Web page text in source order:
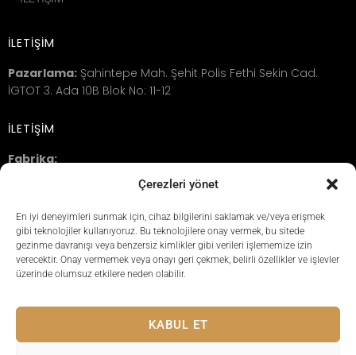
Çerezleri yönet
En iyi deneyimleri sunmak için, cihaz bilgilerini saklamak ve/veya erişmek
gibi teknolojiler kullanıyoruz. Bu teknolojilere onay vermek, bu sitede
gezinme davranışı veya benzersiz kimlikler gibi verileri işlememize izin
verecektir. Onay vermemek veya onayı geri çekmek, belirli özellikler ve işlevler
üzerinde olumsuz etkilere neden olabilir.
KABUL ET
İLETİŞİM
Pazarlama: Şahintepe Mah. Şehit Polis Fethi Sekin Cad.
İGTOT 3. Ada 10B Blok No: 11-12
İLETİŞİM
Fabrika:
Seyrantepe , Yıldız Sokak No:12
34418 Kağıthane / İSTANBUL
YASAL BİLGİLENDİRME
ÇEREZ POLITIKASI
AÇIK RIZA METNİ